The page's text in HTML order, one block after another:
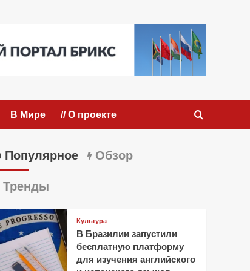
В Мире // О проекте
Популярное Обзор
Тренды
Культура
В Бразилии запустили
бесплатную платформу
для изучения английского